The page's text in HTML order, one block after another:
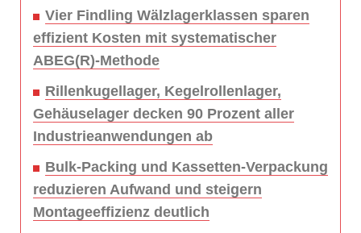
Vier Findling Wälzlagerklassen sparen
effizient Kosten mit systematischer
ABEG(R)-Methode
Rillenkugellager, Kegelrollenlager,
Gehäuselager decken 90 Prozent aller
Industrieanwendungen ab
Bulk-Packing und Kassetten-Verpackung
reduzieren Aufwand und steigern
Montageeffizienz deutlich